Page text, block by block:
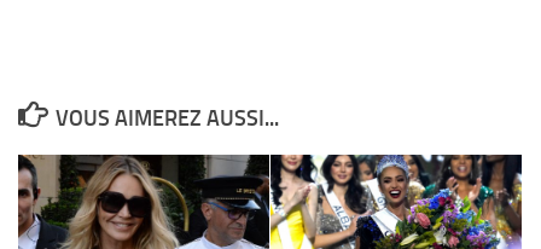
VOUS AIMEREZ AUSSI...